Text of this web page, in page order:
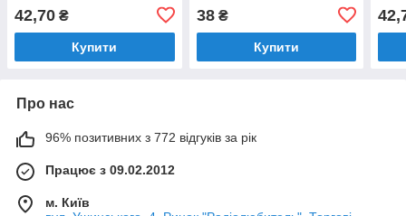
42,70 ₴
Купити
38₴
Купити
Про нас
96% позитивних з 772 відгуків за рік
Працює з 09.02.2012
м. Київ